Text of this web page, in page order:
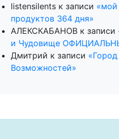
listensilents к записи «мой
продуктов 364 дня»
АЛЕКСКАБАНОВ к записи
и Чудовище
Дмитрий к записи «Город
Возможностей»